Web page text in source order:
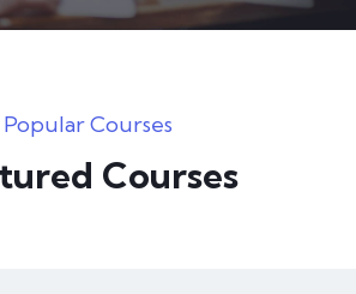
Popular Courses
Courses